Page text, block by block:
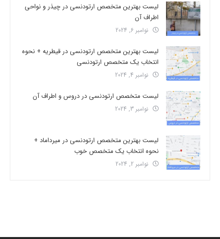
لیست بهترین متخصص ارتودنسی در چیذر و نواحی
اطراف آن
نوامبر 6, 2024
لیست بهترین متخصص ارتودنسی در قیطریه + نحوه
انتخاب یک متخصص ارتودنسی
نوامبر 4, 2024
لیست متخصص ارتودنسی در دروس و اطراف آن
نوامبر 3, 2024
لیست بهترین متخصص ارتودنسی در میرداماد +
نحوه انتخاب یک متخصص خوب
نوامبر 2, 2024